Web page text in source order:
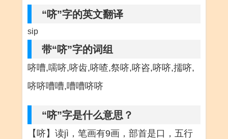
“哜”字的英文翻译
sip
带“哜”字的词组
哜嘈,嚅哜,哜齿,哜喳,祭哜,哜咨,哜哜,擩哜,
哜哜嘈嘈,嘈嘈哜哜
“哜”字是什么意思？
【哜】读jì，笔画有9画，部首是口，五行